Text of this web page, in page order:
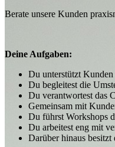
Berate unsere Kunden
Deine Aufgaben:
Du unterstützt Kunden
Du begleitest die
Du verantwortest das
Gemeinsam mit
Du führst Workshops
Du arbeitest eng mit
Darüber hinaus